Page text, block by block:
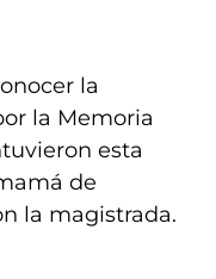
la
la Memoria
esta
de
la magistrada.